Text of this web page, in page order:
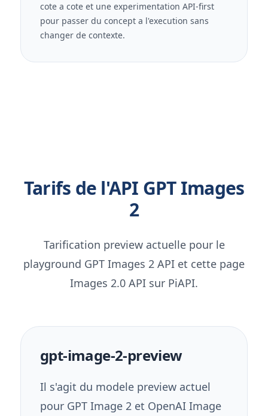
cote a cote et une experimentation API-first
pour passer du concept a l'execution sans
changer de contexte.
Tarifs de l'API GPT Images
2
Tarification preview actuelle pour le
playground GPT Images 2 API et cette page
Images 2.0 API sur PiAPI.
gpt-image-2-preview
Il s'agit du modele preview actuel
pour GPT Image 2 et OpenAI Image